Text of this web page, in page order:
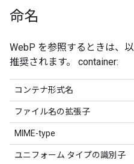
命名
WebP を参照するときは、
推奨されます。 container:
コンテナ形式名
ファイル名の拡張子
MIME-type
ユニフォーム タイプの識別子